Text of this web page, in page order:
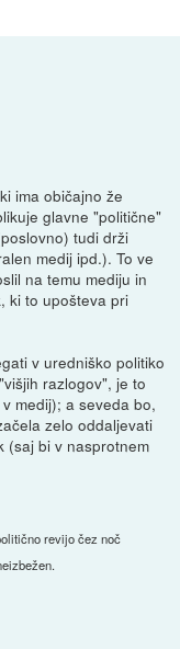
ima običajno že
glavne "politične"
tudi drži
medij ipd.). To ve
na temu mediju in
ki to upošteva pri
v uredniško politiko
razlogov", je to
medij); a seveda bo,
zelo oddaljevati
(saj bi v nasprotnem
revijo čez noč